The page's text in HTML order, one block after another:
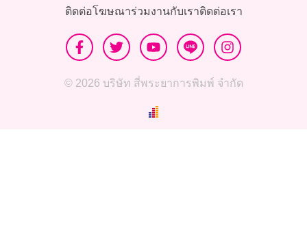
ติดต่อโฆษณาร่วมงานกับเราติดต่อเรา
© 2026 บริษัท สี่พระยาการพิมพ์ จำกัด